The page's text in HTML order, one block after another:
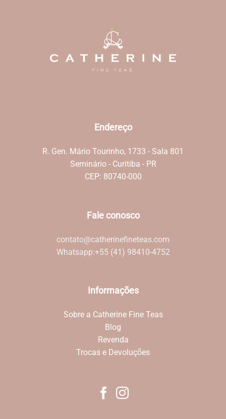
Endereço
R. Gen. Mário Tourinho, 1733 - Sala 801
Seminário - Curitiba - PR
CEP: 80740-000
Fale conosco
contato@catherinefineteas.com
Whatsapp:+55 (41) 98410-4752
Informações
Sobre a Catherine Fine Teas
Blog
Revenda
Trocas e Devoluções